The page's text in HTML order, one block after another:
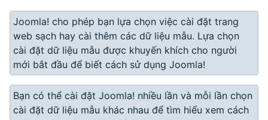
Joomla! cho phép bạn lựa chọn việc cài đặt trang
web sạch hay cài thêm các dữ liệu mẫu. Lựa chọn
cài đặt dữ liệu mẫu được khuyến khích cho người
mới bắt đầu để biết cách sử dụng Joomla!
Bạn có thể cài đặt Joomla! nhiều lần và mỗi lần chọn
cài đặt dữ liệu mẫu khác nhau để tìm hiểu xem cách